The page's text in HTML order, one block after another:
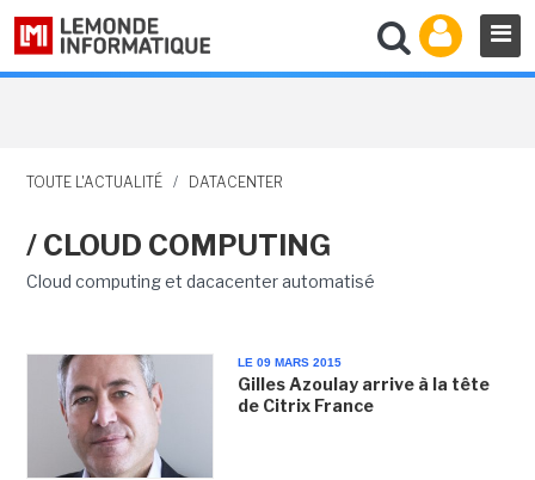
TOUTE L'ACTUALITÉ / DATACENTER
/ CLOUD COMPUTING
Cloud computing et dacacenter automatisé
LE 09 MARS 2015
Gilles Azoulay arrive à la tête
de Citrix France